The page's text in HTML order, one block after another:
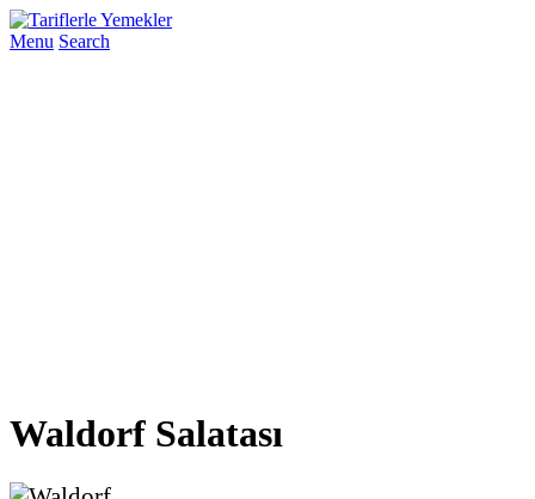
Menu Search
Waldorf Salatası